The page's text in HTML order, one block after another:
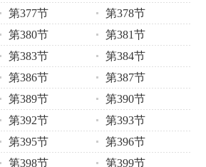
第377节
第378节
第380节
第381节
第383节
第384节
第386节
第387节
第389节
第390节
第392节
第393节
第395节
第396节
第398节 第399节